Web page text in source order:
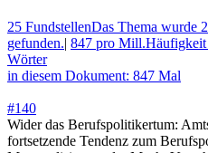
25 FundstellenDas Thema wurde
gefunden.| 847 pro Mill.Häufigkeit
Wörter
in diesem Dokument: 847 Mal
#140
Wider das Berufspolitikertum:
fortsetzende Tendenz zum